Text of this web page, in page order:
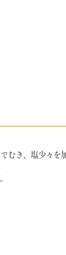
むき、塩少々を